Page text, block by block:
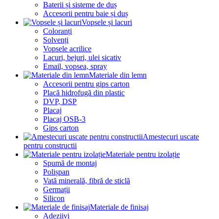
Baterii și sisteme de duș
Accesorii pentru baie și duș
Vopsele și lacuri
Coloranți
Solvenți
Vopsele acrilice
Lacuri, bejuri, ulei sicativ
Email, vopsea, spray
Materiale din lemn
Accesorii pentru gips carton
Placă hidrofugă din plastic
DVP, DSP
Placaj
Placaj OSB-3
Gips carton
Amestecuri uscate
pentru constructii
Materiale pentru izolație
Spumă de montaj
Polișpan
Vată minerală, fibră de sticlă
Germații
Silicon
Materiale de finisaj
Adeziivi